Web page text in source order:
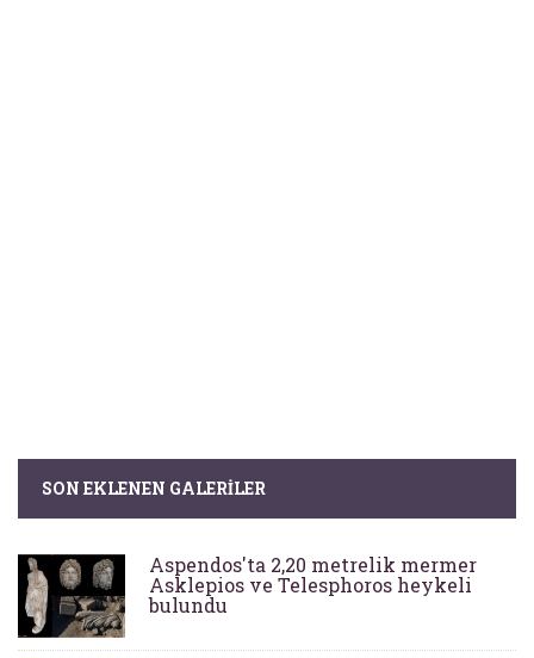
SON EKLENEN GALERILER
Aspendos'ta 2,20 metrelik mermer
Asklepios ve Telesphoros heykeli
bulundu